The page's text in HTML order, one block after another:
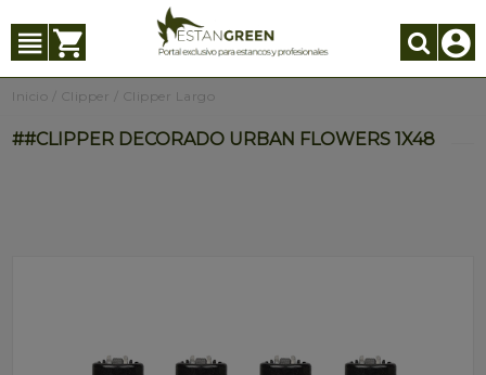
Inicio Clipper Clipper Largo
##CLIPPER DECORADO URBAN FLOWERS 1X48